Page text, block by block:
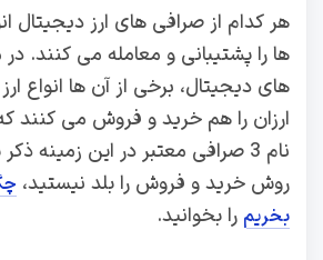
هر کدام از صرافی های ارز دیجیتال
ها را پشتیبانی و معامله می کنند.
های دیجیتال، برخی از آن ها انواع
ارزان را هم خرید و فروش می کنند
نام 3 صرافی معتبر در این زمینه
روش خرید و فروش را بلد نیستید،
بخریم را بخوانید.